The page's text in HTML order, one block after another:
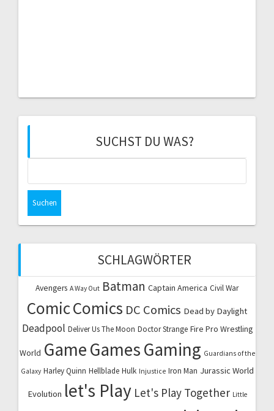
SUCHST DU WAS?
SCHLAGWÖRTER
Avengers A Way Out Batman Captain America Civil War
ComicComics DC Comics Dead by Daylight
Deadpool Deliver Us The Moon Doctor Strange Fire Pro Wrestling
World GameGamesGaming Guardians of the
Galaxy Harley Quinn Hellblade Hulk Injustice Iron Man Jurassic World
Evolution let's Play Let's Play Together Little